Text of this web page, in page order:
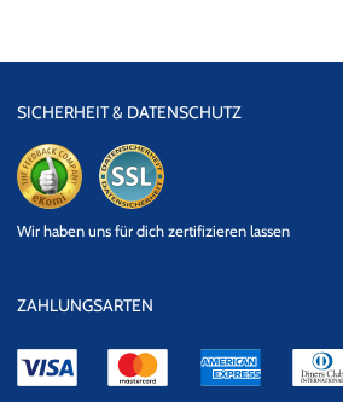
SICHERHEIT & DATENSCHUTZ
Datensicherheit
Wir haben uns für dich zertifizieren lassen
ZAHLUNGSARTEN